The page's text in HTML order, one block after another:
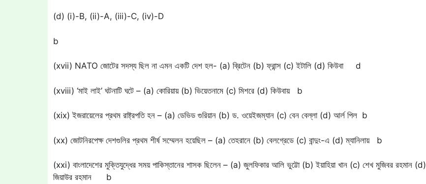
(d) (i)-B, (ii)-A, (iii)-C, (iv)-D
b
(xvii) NATO জোটের সদস্য ছিল না এমন একটি দেশ হল- (a) ব্রিটেন (b) ফ্রান্স (c) ইটালি (d) কিউবা d
(xviii) ‘মাই লাই’ ঘটনাটি ঘটে – (a) কোরিয়ায় (b) ভিয়েতনামে (c) মিশরে (d) কিউবায় b
(xix) ইজরায়েলের প্রথম রাষ্ট্রপতি হন – (a) ডেভিড গুরিয়ান (b) ড. ওয়েইজম্যান (c) বেন বেল্লা (d) আর্ল পিল b
(xx) জোটনিরপেক্ষ দেশগুলির প্রথম শীর্ষ সম্মেলন হয়েছিল – (a) তেহরানে (b) বেলগ্রেডে (c) বান্দুং-এ (d) ম্যানিলায় b
(xxi) বাংলাদেশের মুক্তিযুদ্ধের সময় পাকিস্তানের শাসক ছিলেন – (a) জুলফিকার আলি ভুট্টো (b) ইয়াহিয়া খান (c) শেখ মুজিবর রহমান (d)
জিয়াউর রহমান b